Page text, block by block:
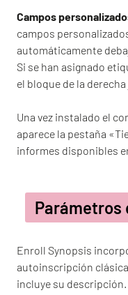
Campos
campos
automáticamente
Si se han asignado
el bloque de la
Una vez instalado el
aparece la pestaña
informes disponibles
Parámetros
Enroll Synopsis
autoinscripción
incluye su descripción.